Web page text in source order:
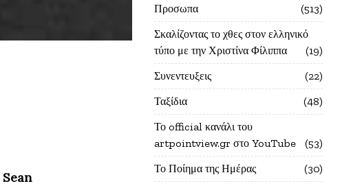
Sean
Προσωπα
513
Σκαλίζοντας το χθες στον ελληνικό
τύπο με την Χριστίνα Φίλιππα
19
Συνεντευξεις
22
Ταξίδια
48
Το official κανάλι του
artpointview.gr στο YouTube
53
Το Ποίημα της Ημέρας
30